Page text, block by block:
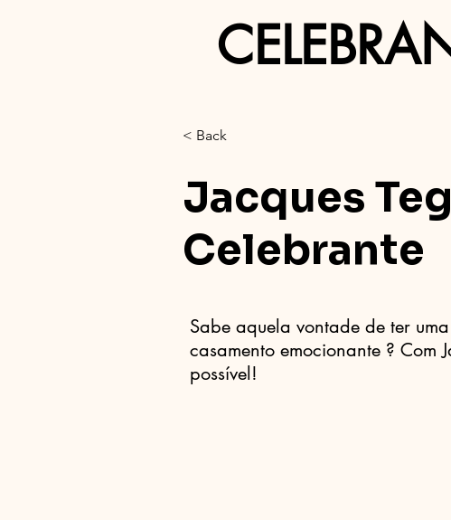
< Back
Jacques
Celebrante
Sabe aquela vontade de ter
casamento emocionante ? Com
possível!